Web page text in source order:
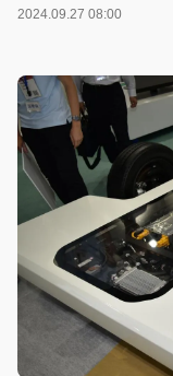
2024.09.27 08:00